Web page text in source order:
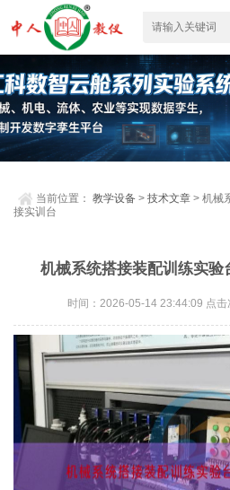
当前位置：教学设备 >技术文章 > 机械
接实训台
机械系统搭接装配训练实验
时间：2026-05-14 23:44:09 点击